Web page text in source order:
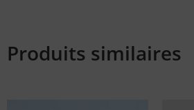
Produits similaires